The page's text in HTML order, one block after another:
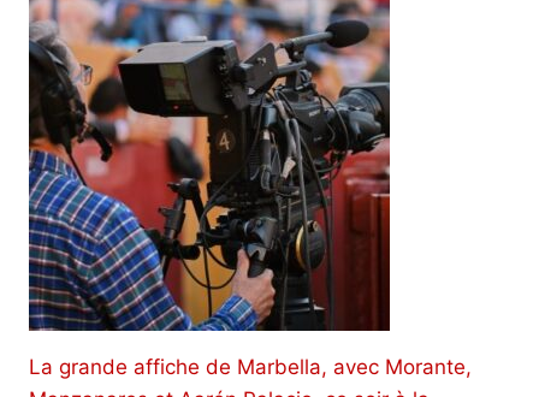
La grande affiche de Marbella, avec Morante,